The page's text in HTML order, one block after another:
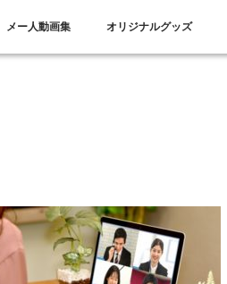
メー人動画集 オリジナルグッズ